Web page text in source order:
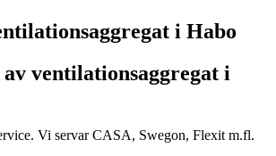
i Habo
ventilationsaggregat i
Vi servar CASA, Swegon, Flexit m.fl.